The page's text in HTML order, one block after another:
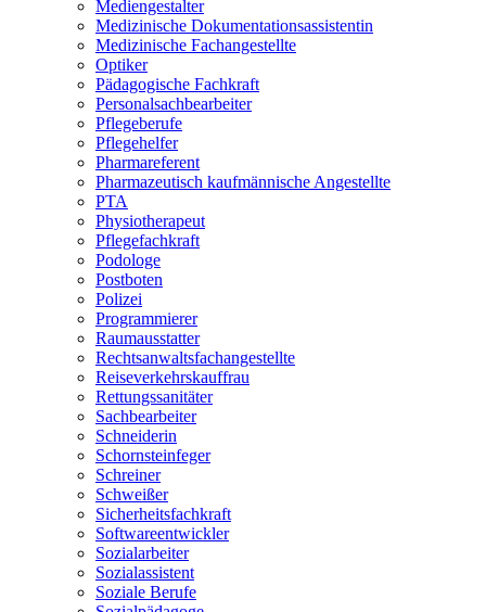
Mediengestalter
Medizinische Dokumentationsassistentin
Medizinische Fachangestellte
Optiker
Pädagogische Fachkraft
Personalsachbearbeiter
Pflegeberufe
Pflegehelfer
Pharmareferent
Pharmazeutisch kaufmännische Angestellte
PTA
Physiotherapeut
Pflegefachkraft
Podologe
Postboten
Polizei
Programmierer
Raumausstatter
Rechtsanwaltsfachangestellte
Reiseverkehrskauffrau
Rettungssanitäter
Sachbearbeiter
Schneiderin
Schornsteinfeger
Schreiner
Schweißer
Sicherheitsfachkraft
Softwareentwickler
Sozialarbeiter
Sozialassistent
Soziale Berufe